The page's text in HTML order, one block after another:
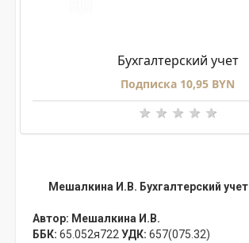
Бухгалтерский учет
Подписка 10,95 BYN
Мешалкина И.В. Бухгалтерский учет
Автор: Мешалкина И.В.
ББК: 65.052я722УДК: 657(075.32)